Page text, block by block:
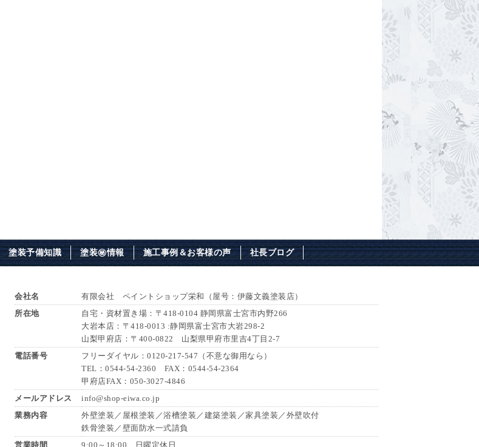
塗装予備知識 塗装㊙情報 施工事例＆お客様の声 社長ブログ
会社名
有限会社 ペイントショップ栄和（屋号：伊藤文義塗装店）
所在地
自宅・資材置き場：〒418-0104 静岡県富士宮市内野266
大岩本店：〒418-0013 :静岡県富士宮市大岩298-2
山梨甲府店：〒400-0822 山梨県甲府市里吉4丁目2-7
電話番号
フリーダイヤル：0120-217-547（不意な御用なら）
TEL：0544-54-2360 FAX：0544-54-2364
甲府店FAX：050-3027-4846
メールアドレス
info@shop-eiwa.co.jp
業務内容
外壁塗装／屋根塗装／浴槽塗装／建築塗装／家具塗装／外壁吹付
鉄骨塗装／壁面防水一式請負
営業時間
9:00～18:00 日曜定休日